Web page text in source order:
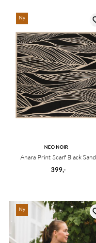
Ny
NEO NOIR
Anara Print Scarf Black Sand
399,-
Ny